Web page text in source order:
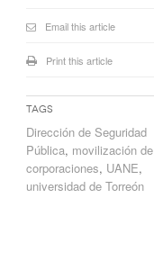
Email this article
Print this article
Tags
Dirección de Seguridad
Pública, movilización de
corporaciones, UANE,
universidad de Torreón